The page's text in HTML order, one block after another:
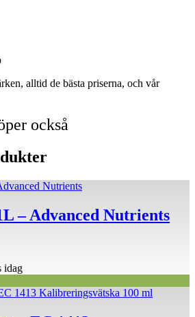
alltid de bästa priserna, och vår
också
– Advanced Nutrients
idag